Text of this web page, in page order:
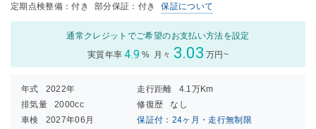
定期点検整備：付き 部分保証：付き 保証について
通常クレジットでご希望のお支払い方法を設定
実質年率 4.9 % 月々 3.03 万円~
年式 2022年 走行距離
4.1万Km
排気量
2000cc 修復歴
なし
車検
2027年06月 保証付：24ヶ月・走行無制限